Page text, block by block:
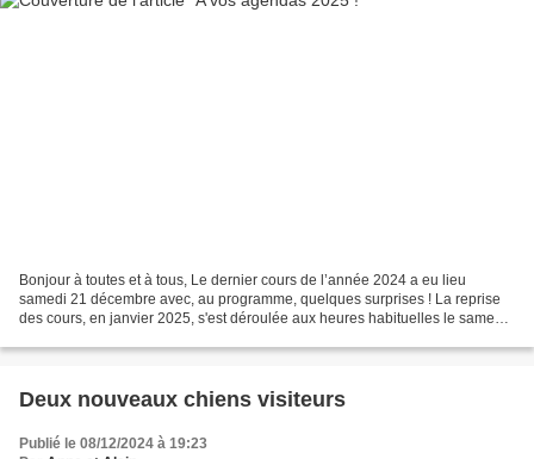
Bonjour à toutes et à tous, Le dernier cours de l’année 2024 a eu lieu
samedi 21 décembre avec, au programme, quelques surprises ! La reprise
des cours, en janvier 2025, s'est déroulée aux heures habituelles le samedi
Deux nouveaux chiens visiteurs
Publié le 08/12/2024 à 19:23